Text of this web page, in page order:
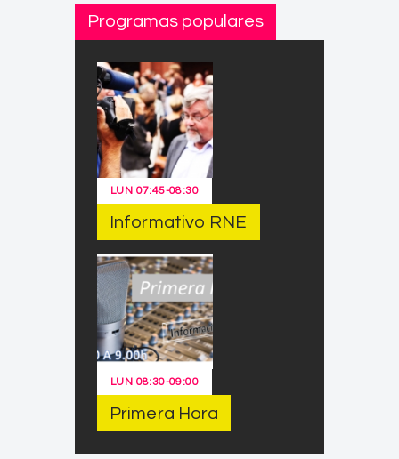
Programas populares
LUN 07:45-08:30
Informativo RNE
LUN 08:30-09:00
Primera Hora